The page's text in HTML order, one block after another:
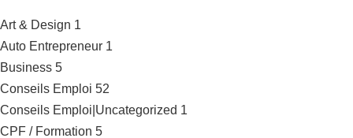
Art & Design 1
Auto Entrepreneur 1
Business 5
Conseils Emploi 52
Conseils Emploi|Uncategorized 1
CPF / Formation 5